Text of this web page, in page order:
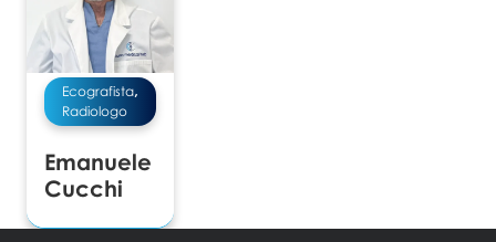
Ecografista,
Radiologo
Emanuele
Cucchi